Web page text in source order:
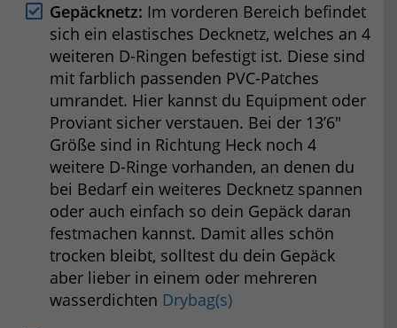
Gepäcknetz: Im vorderen Bereich befindet
sich ein elastisches Decknetz, welches an 4
weiteren D-Ringen befestigt ist. Diese sind
mit farblich passenden PVC-Patches
umrandet. Hier kannst du Equipment oder
Proviant sicher verstauen. Bei der 13’6″
Größe sind in Richtung Heck noch 4
weitere D-Ringe vorhanden, an denen du
bei Bedarf ein weiteres Decknetz spannen
oder auch einfach so dein Gepäck daran
festmachen kannst. Damit alles schön
trocken bleibt, solltest du dein Gepäck
aber lieber in einem oder mehreren
wasserdichten Drybag(s)